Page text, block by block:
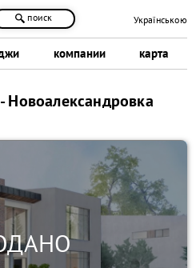
компании карта
поиск Українською
Новоалександровка